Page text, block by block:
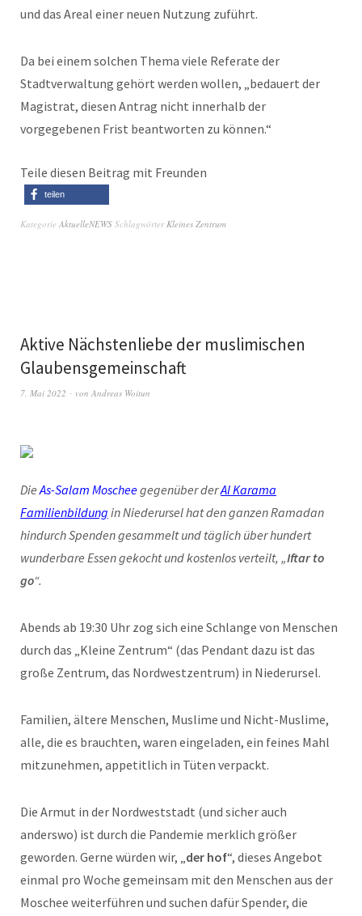
und das Areal einer neuen Nutzung zuführt.
Da bei einem solchen Thema viele Referate der
Stadtverwaltung gehört werden wollen, „bedauert der
Magistrat, diesen Antrag nicht innerhalb der
vorgegebenen Frist beantworten zu können.“
Teile diesen Beitrag mit Freunden
teilen
Kategorie AktuelleNEWS SchlagwörterKleines Zentrum
Aktive Nächstenliebe der muslimischen
Glaubensgemeinschaft
7. Mai 2022 von Andreas Woitun
DieAs-Salam Moscheegegenüber derAl Karama
Familienbildung in Niederursel hat den ganzen Ramadan
hindurch Spenden gesammelt und täglich über hundert
wunderbare Essen gekocht und kostenlos verteilt, „Iftar to
go“.
Abends ab 19:30 Uhr zog sich eine Schlange von Menschen
durch das „Kleine Zentrum“ (das Pendant dazu ist das
große Zentrum, das Nordwestzentrum) in Niederursel.
Familien, ältere Menschen, Muslime und Nicht-Muslime,
alle, die es brauchten, waren eingeladen, ein feines Mahl
mitzunehmen, appetitlich in Tüten verpackt.
Die Armut in der Nordweststadt (und sicher auch
anderswo) ist durch die Pandemie merklich größer
geworden. Gerne würden wir, „der hof“, dieses Angebot
einmal pro Woche gemeinsam mit den Menschen aus der
Moschee weiterführen und suchen dafür Spender, die